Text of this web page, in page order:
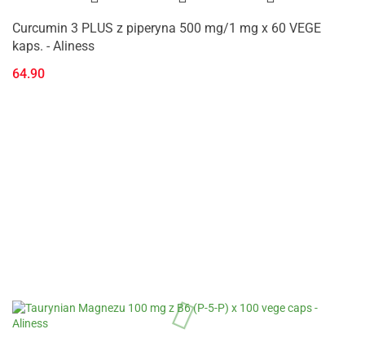
Curcumin 3 PLUS z piperyna 500 mg/1 mg x 60 VEGE
kaps. - Aliness
64.90